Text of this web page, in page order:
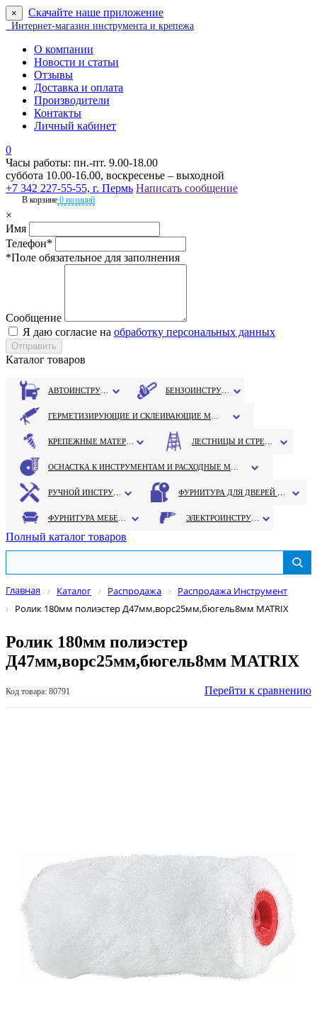
× Скачайте наше приложение
Интернет-магазин инструмента и крепежа
О компании
Новости и статьи
Отзывы
Доставка и оплата
Производители
Контакты
Личный кабинет
0
Часы работы: пн.-пт. 9.00-18.00
суббота 10.00-16.00, воскресенье – выходной
+7 342 227-55-55, г. Пермь Написать сообщение
В корзине 0 позиций
×
Имя
Телефон*
*Поле обязательное для заполнения
Сообщение
Я даю согласие на обработку персональных данных
Каталог товаров
Полный каталог товаров
Главная Каталог Распродажа
Распродажа Инструмент
Ролик 180мм полиэстер Д47мм,ворс25мм,бюгель8мм MATRIX
Ролик 180мм полиэстер
Д47мм,ворс25мм,бюгель8мм MATRIX
Код товара: 80791 Перейти к сравнению